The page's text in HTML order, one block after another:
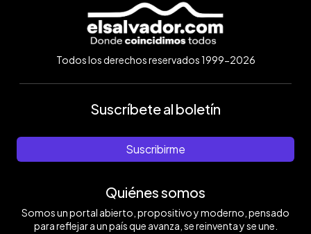
Todos los derechos reservados 1999-2026
Suscríbete al boletín
Suscribirme
Quiénes somos
Somos un portal abierto, propositivo y moderno, pensado
para reflejar a un país que avanza, se reinventa y se une.